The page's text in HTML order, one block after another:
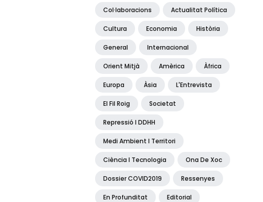
Col·laboracions Actualitat Política
Cultura Economia Història
General Internacional
Orient Mitjà Amèrica Àfrica
Europa Àsia L'Entrevista
El Fil Roig Societat
Repressió I DDHH
Medi Ambient I Territori
Ciència I Tecnologia Ona De Xoc
Dossier COVID2019 Ressenyes
En Profunditat Editorial